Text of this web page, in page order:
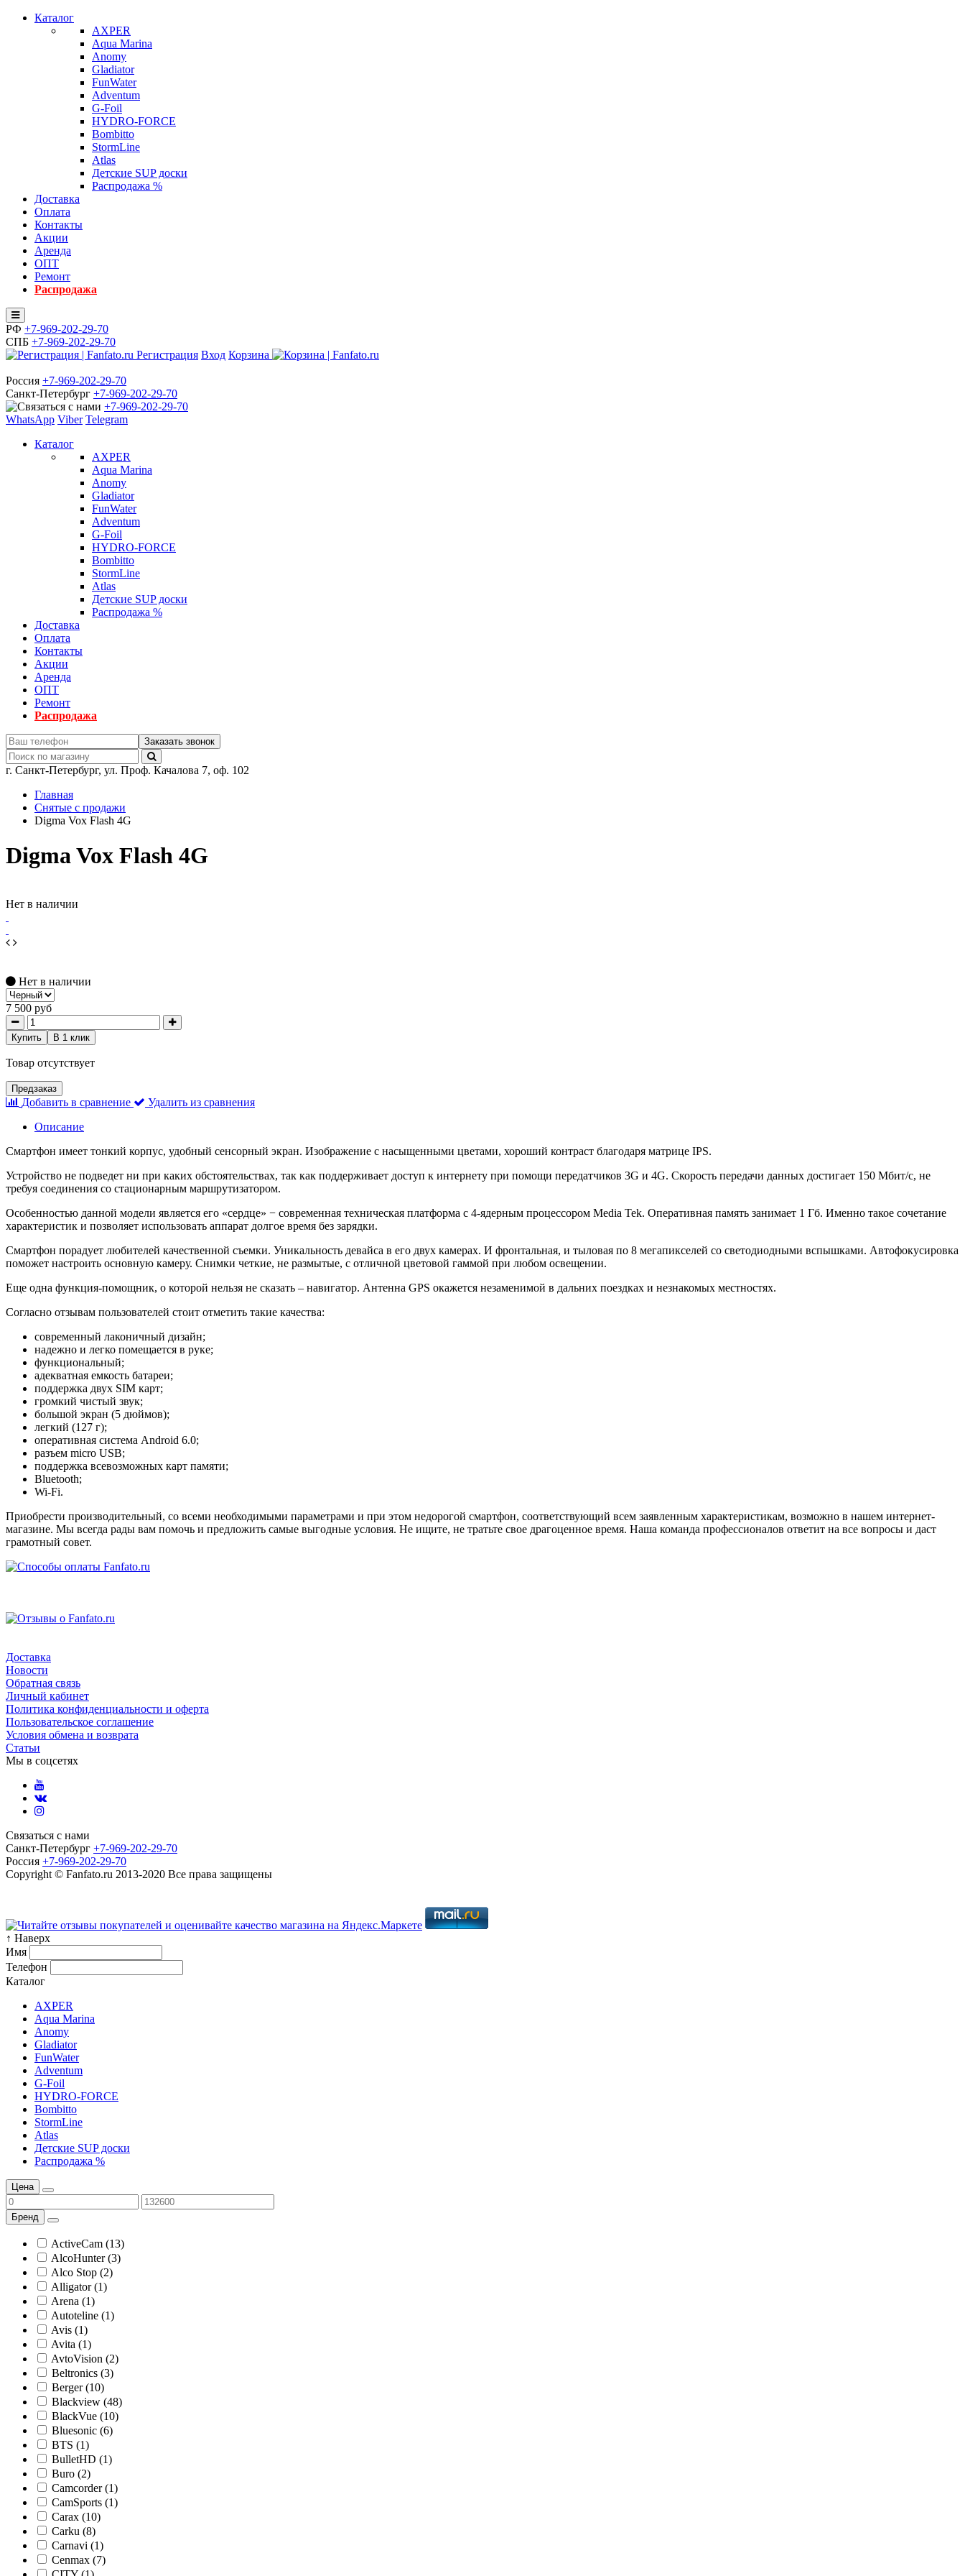
Каталог
AXPER
Aqua Marina
Anomy
Gladiator
FunWater
Adventum
G-Foil
HYDRO-FORCE
Bombitto
StormLine
Atlas
Детские SUP доски
Распродажа %
Доставка
Оплата
Контакты
Акции
Аренда
ОПТ
Ремонт
Распродажа
РФ +7-969-202-29-70
СПБ +7-969-202-29-70
Регистрация Вход Корзина
Россия +7-969-202-29-70
Санкт-Петербург +7-969-202-29-70
+7-969-202-29-70
WhatsApp Viber Telegram
Каталог
AXPER
Aqua Marina
Anomy
Gladiator
FunWater
Adventum
G-Foil
HYDRO-FORCE
Bombitto
StormLine
Atlas
Детские SUP доски
Распродажа %
Доставка
Оплата
Контакты
Акции
Аренда
ОПТ
Ремонт
Распродажа
Заказать звонок
г. Санкт-Петербург, ул. Проф. Качалова 7, оф. 102
Главная
Снятые с продажи
Digma Vox Flash 4G
Digma Vox Flash 4G
Нет в наличии
Нет в наличии
7 500 руб
Купить В 1 клик
Товар отсутствует
Предзаказ
Добавить в сравнение
Удалить из сравнения
Описание
Смартфон имеет тонкий корпус, удобный сенсорный экран. Изображение с насыщенными цветами, хороший контраст благодаря матрице IPS.
Устройство не подведет ни при каких обстоятельствах, так как поддерживает доступ к интернету при помощи передатчиков 3G и 4G. Скорость передачи данных достигает 150 Мбит/с, не
требуя соединения со стационарным маршрутизатором.
Особенностью данной модели является его «сердце» − современная техническая платформа с 4-ядерным процессором Media Tek. Оперативная память занимает 1 Гб. Именно такое сочетание
характеристик и позволяет использовать аппарат долгое время без зарядки.
Смартфон порадует любителей качественной съемки. Уникальность девайса в его двух камерах. И фронтальная, и тыловая по 8 мегапикселей со светодиодными вспышками. Автофокусировка
поможет настроить основную камеру. Снимки четкие, не размытые, с отличной цветовой гаммой при любом освещении.
Еще одна функция-помощник, о которой нельзя не сказать – навигатор. Антенна GPS окажется незаменимой в дальних поездках и незнакомых местностях.
Согласно отзывам пользователей стоит отметить такие качества:
современный лаконичный дизайн;
надежно и легко помещается в руке;
функциональный;
адекватная емкость батареи;
поддержка двух SIM карт;
громкий чистый звук;
большой экран (5 дюймов);
легкий (127 г);
оперативная система Android 6.0;
разъем micro USB;
поддержка всевозможных карт памяти;
Bluetooth;
Wi-Fi.
Приобрести производительный, со всеми необходимыми параметрами и при этом недорогой смартфон, соответствующий всем заявленным характеристикам, возможно в нашем интернет-
магазине. Мы всегда рады вам помочь и предложить самые выгодные условия. Не ищите, не тратьте свое драгоценное время. Наша команда профессионалов ответит на все вопросы и даст
грамотный совет.
Доставка
Новости
Обратная связь
Личный кабинет
Политика конфиденциальности и оферта
Пользовательское соглашение
Условия обмена и возврата
Статьи
Мы в соцсетях
Связаться с нами
Санкт-Петербург +7-969-202-29-70
Россия +7-969-202-29-70
Copyright © Fanfato.ru 2013-2020 Все права защищены
↑ Наверх
Имя
Телефон
Каталог
AXPER
Aqua Marina
Anomy
Gladiator
FunWater
Adventum
G-Foil
HYDRO-FORCE
Bombitto
StormLine
Atlas
Детские SUP доски
Распродажа %
Цена
Бренд
ActiveCam (13)
AlcoHunter (3)
Alco Stop (2)
Alligator (1)
Arena (1)
Autoteline (1)
Avis (1)
Avita (1)
AvtoVision (2)
Beltronics (3)
Berger (10)
Blackview (48)
BlackVue (10)
Bluesonic (6)
BTS (1)
BulletHD (1)
Buro (2)
Camcorder (1)
CamSports (1)
Carax (10)
Carku (8)
Carnavi (1)
Cenmax (7)